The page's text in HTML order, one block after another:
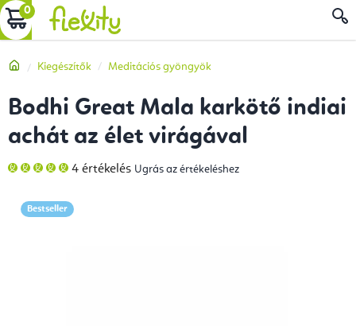
Ugrás
a
tartalomhoz
KOSÁR
Kezdőlap
Kiegészítők Meditációs gyöngyök
Bodhi Great Mala karkötő indiai
achát az élet virágával
A
termék
5-
ből
4 értékelés Ugrás az értékeléshez
Bestseller